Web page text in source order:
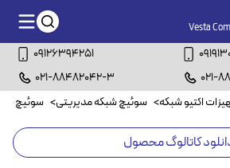
Vesta
09126394251
021-88482042-3
021-
اکتیو شبکه> سوئیچ شبکه مدیریتی> سوئیچ شبکه ۸ پورت
کاتالوگ محصول